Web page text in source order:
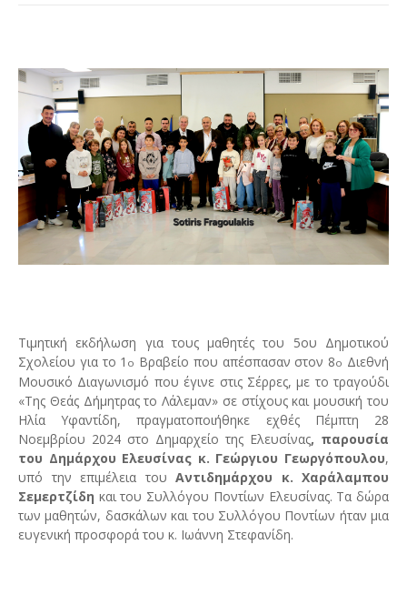
Τιμητική εκδήλωση για τους μαθητές του 5ου Δημοτικού
Σχολείου για το 1 ο Βραβείο που απέσπασαν στον 8ο Διεθνή
Μουσικό Διαγωνισμό που έγινε στις Σέρρες, με το τραγούδι
«Της Θεάς Δήμητρας το Λάλεμαν» σε στίχους και μουσική του
Ηλία Υφαντίδη, πραγματοποιήθηκε εχθές Πέμπτη 28
Νοεμβρίου 2024 στο Δημαρχείο της Ελευσίνας, παρουσία
του Δημάρχου Ελευσίνας κ. Γεώργιου Γεωργόπουλου,
υπό την επιμέλεια του Αντιδημάρχου κ. Χαράλαμπου
Σεμερτζίδη και του Συλλόγου Ποντίων Ελευσίνας. Τα δώρα
των μαθητών, δασκάλων και του Συλλόγου Ποντίων ήταν μια
ευγενική προσφορά του κ. Ιωάννη Στεφανίδη.